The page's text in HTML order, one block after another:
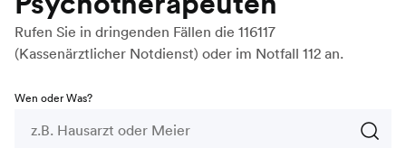
Rufen Sie in dringenden Fällen die 116117
(Kassenärztlicher Notdienst) oder im Notfall 112 an.
Wen oder Was?